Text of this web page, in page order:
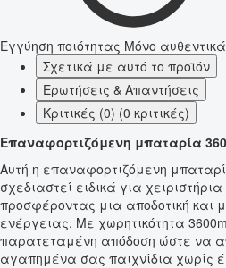
Εγγύηση ποιότητας Μόνο
Σχετικά με αυτό το προϊόν
Ερωτήσεις & Απαντήσεις
Κριτικές (0) (0 κριτικές)
Επαναφορτιζόμενη μπαταρία
Αυτή η επαναφορτιζόμενη
σχεδιαστεί ειδικά για
προσφέροντας μια αποδοτική και
ενέργειας. Με χωρητικότητα
παρατεταμένη απόδοση ώστε να
αγαπημένα σας παιχνίδια χωρίς